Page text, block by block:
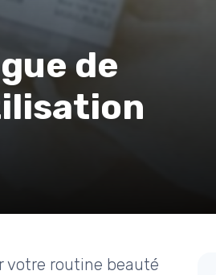
de
votre routine beauté